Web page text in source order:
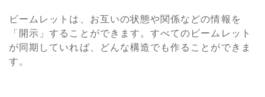
ビームレットは、お互いの状態や関係などの情報を
「開示」することができます。すべてのビームレット
が同期していれば、どんな構造でも作ることができま
す。